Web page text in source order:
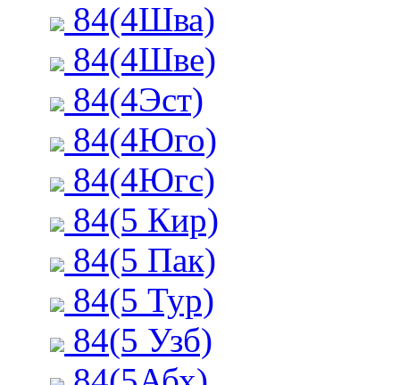
84(4Шва)
84(4Шве)
84(4Эст)
84(4Юго)
84(4Югс)
84(5 Кир)
84(5 Пак)
84(5 Тур)
84(5 Узб)